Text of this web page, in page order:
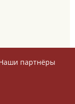
партнёры